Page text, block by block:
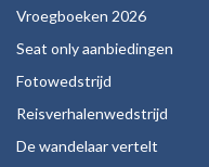
Vroegboeken 2026
Seat only aanbiedingen
Fotowedstrijd
Reisverhalenwedstrijd
De wandelaar vertelt